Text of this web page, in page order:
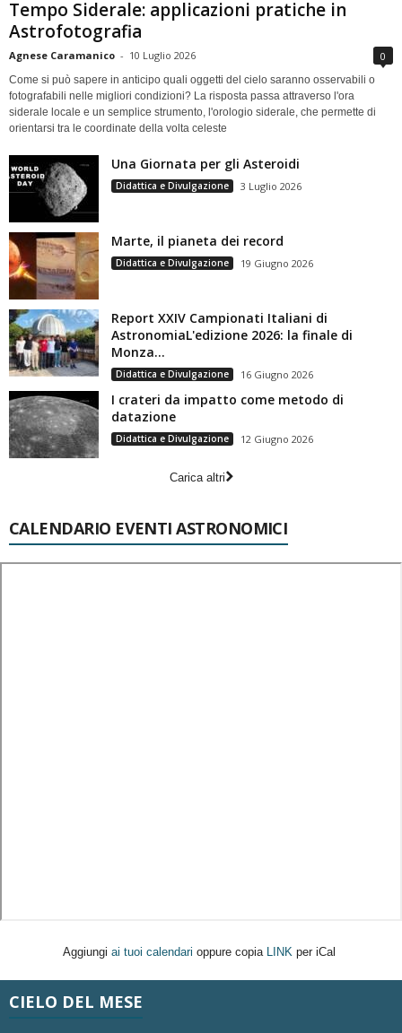
Tempo Siderale: applicazioni pratiche in
Astrofotografia
Agnese Caramanico - 10 Luglio 2026 0
Come si può sapere in anticipo quali oggetti del cielo saranno osservabili o
fotografabili nelle migliori condizioni? La risposta passa attraverso l'ora
siderale locale e un semplice strumento, l'orologio siderale, che permette di
orientarsi tra le coordinate della volta celeste
Una Giornata per gli Asteroidi
Didattica e Divulgazione 3 Luglio 2026
Marte, il pianeta dei record
Didattica e Divulgazione 19 Giugno 2026
Report XXIV Campionati Italiani di
AstronomiaL'edizione 2026: la finale di
Monza...
Didattica e Divulgazione 16 Giugno 2026
I crateri da impatto come metodo di
datazione
Didattica e Divulgazione 12 Giugno 2026
Carica altri
CALENDARIO EVENTI ASTRONOMICI
Aggiungi ai tuoi calendari oppure copia LINK per iCal
CIELO DEL MESE